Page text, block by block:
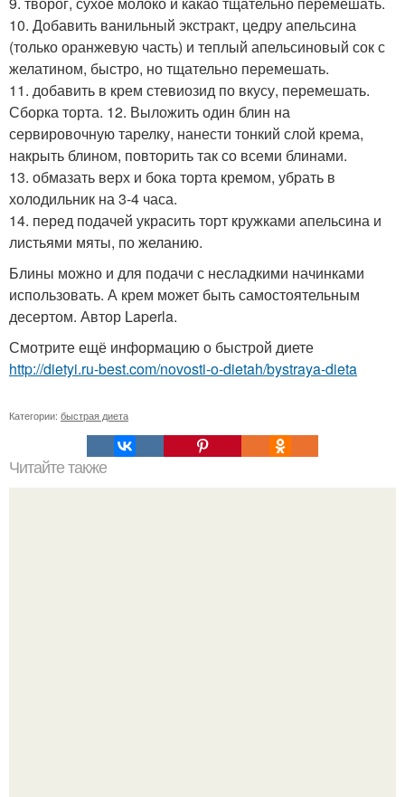
10. Добавить ванильный экстракт, цедру апельсина
(только оранжевую часть) и теплый апельсиновый сок с
желатином, быстро, но тщательно перемешать.
11. добавить в крем стевиозид по вкусу, перемешать.
Сборка торта. 12. Выложить один блин на
сервировочную тарелку, нанести тонкий слой крема,
накрыть блином, повторить так со всеми блинами.
13. обмазать верх и бока торта кремом, убрать в
холодильник на 3-4 часа.
14. перед подачей украсить торт кружками апельсина и
листьями мяты, по желанию.
Блины можно и для подачи с несладкими начинками
использовать. А крем может быть самостоятельным
десертом. Автор Laperla.
Смотрите ещё информацию о быстрой диете
http://dietyi.ru-best.com/novosti-o-dietah/bystraya-dieta
Категории: быстрая диета
Читайте также